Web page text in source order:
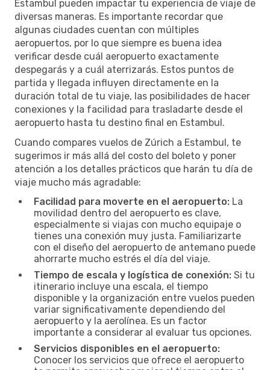
Estambul pueden impactar tu experiencia de viaje de
diversas maneras. Es importante recordar que
algunas ciudades cuentan con múltiples
aeropuertos, por lo que siempre es buena idea
verificar desde cuál aeropuerto exactamente
despegarás y a cuál aterrizarás. Estos puntos de
partida y llegada influyen directamente en la
duración total de tu viaje, las posibilidades de hacer
conexiones y la facilidad para trasladarte desde el
aeropuerto hasta tu destino final en Estambul.
Cuando compares vuelos de Zúrich a Estambul, te
sugerimos ir más allá del costo del boleto y poner
atención a los detalles prácticos que harán tu día de
viaje mucho más agradable:
Facilidad para moverte en el aeropuerto: La
movilidad dentro del aeropuerto es clave,
especialmente si viajas con mucho equipaje o
tienes una conexión muy justa. Familiarizarte
con el diseño del aeropuerto de antemano puede
ahorrarte mucho estrés el día del viaje.
Tiempo de escala y logística de conexión: Si tu
itinerario incluye una escala, el tiempo
disponible y la organización entre vuelos pueden
variar significativamente dependiendo del
aeropuerto y la aerolínea. Es un factor
importante a considerar al evaluar tus opciones.
Servicios disponibles en el aeropuerto:
Conocer los servicios que ofrece el aeropuerto